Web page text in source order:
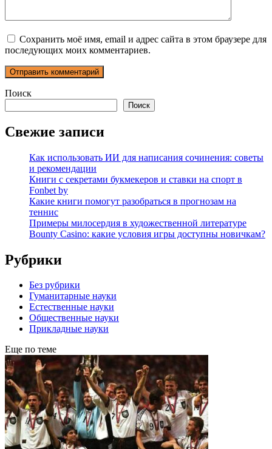
Сохранить моё имя, email и адрес сайта в этом браузере для
последующих моих комментариев.
Поиск
Поиск
Свежие записи
Как использовать ИИ для написания сочинения: советы
и рекомендации
Книги с секретами букмекеров и ставки на спорт в
Fonbet by
Какие книги помогут разобраться в прогнозам на
теннис
Примеры милосердия в художественной литературе
Bounty Casino: какие условия игры доступны новичкам?
Рубрики
Без рубрики
Гуманитарные науки
Естественные науки
Общественные науки
Прикладные науки
Еще по теме